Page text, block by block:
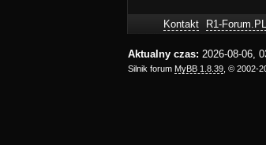
Kontakt R1-Forum.PL
Aktualny czas: 2026-08-06,
Silnik forum MyBB 1.8.39 , © 2002-